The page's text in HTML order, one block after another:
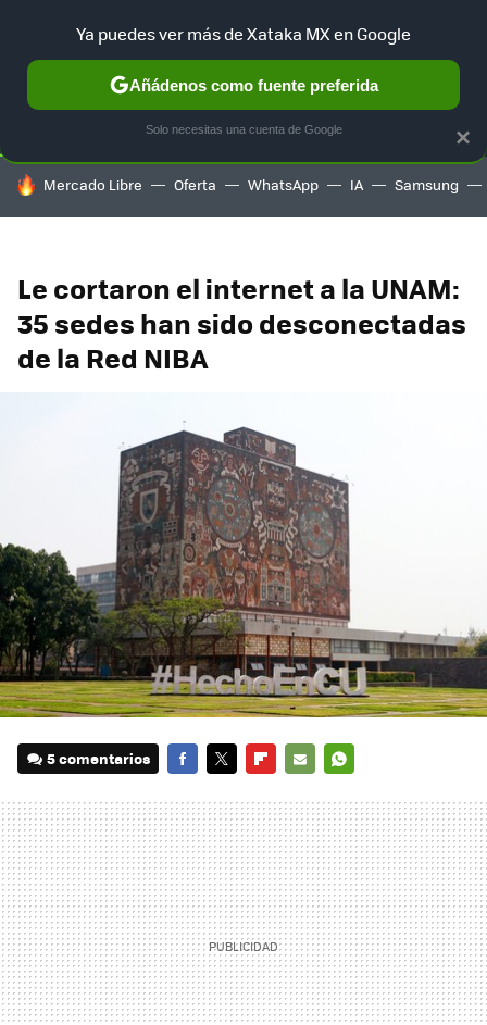
SELECCIÓN GAMING HOME AUTO TERRITORIO
HOY SE HABLA DE
Mercado Libre Oferta WhatsApp IA Samsung
Le cortaron el internet a la UNAM:
35 sedes han sido desconectadas
de la Red NIBA
5 comentarios
MAIL
×
Ya puedes ver más de Xataka MX en Google
Añádenos como fuente preferida
Solo necesitas una cuenta de Google